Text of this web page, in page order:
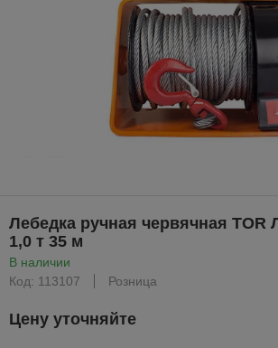
Лебедка ручная червячная TOR
1,0 т 35 м
В наличии
Код: 113107
Розница
Цену уточняйте